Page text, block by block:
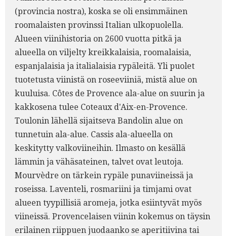
(provincia nostra), koska se oli ensimmäinen
roomalaisten provinssi Italian ulkopuolella.
Alueen viinihistoria on 2600 vuotta pitkä ja
alueella on viljelty kreikkalaisia, roomalaisia,
espanjalaisia ja italialaisia rypäleitä. Yli puolet
tuotetusta viinistä on roseeviiniä, mistä alue on
kuuluisa. Côtes de Provence ala-alue on suurin ja
kakkosena tulee Coteaux d'Aix-en-Provence.
Toulonin lähellä sijaitseva Bandolin alue on
tunnetuin ala-alue. Cassis ala-alueella on
keskitytty valkoviineihin. Ilmasto on kesällä
lämmin ja vähäsateinen, talvet ovat leutoja.
Mourvèdre on tärkein rypäle punaviineissä ja
roseissa. Laventeli, rosmariini ja timjami ovat
alueen tyypillisiä aromeja, jotka esiintyvät myös
viineissä. Provencelaisen viinin kokemus on täysin
erilainen riippuen juodaanko se aperitiivina tai